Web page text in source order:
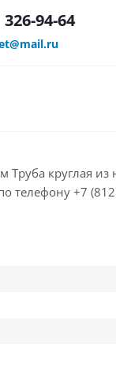
94-64
Труба круглая
телефону +7